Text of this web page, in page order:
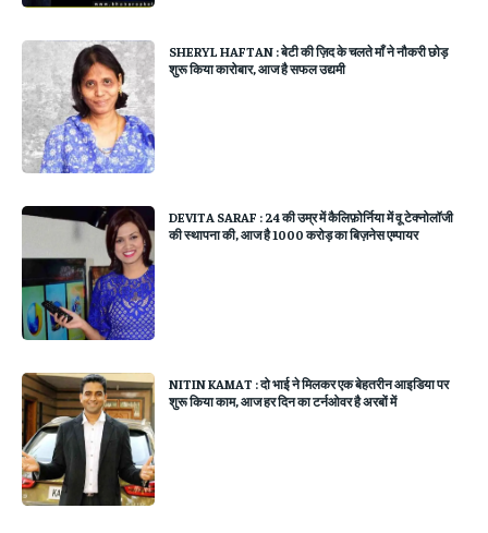
SHERYL HAFTAN : बेटी की ज़िद के चलते माँ ने नौकरी छोड़
शुरू किया कारोबार, आज है सफल उद्यमी
DEVITA SARAF : 24 की उम्र में कैलिफ़ोर्निया में वू टेक्नोलॉजी
की स्थापना की, आज है 1000 करोड़ का बिज़नेस एम्पायर
NITIN KAMAT : दो भाई ने मिलकर एक बेहतरीन आइडिया पर
शुरू किया काम, आज हर दिन का टर्नओवर है अरबों में